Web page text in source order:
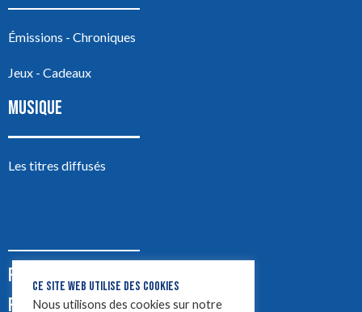
Émissions - Chroniques
Jeux - Cadeaux
MUSIQUE
Les titres diffusés
PODCASTS
PUB
CE SITE WEB UTILISE DES COOKIES
Nous utilisons des cookies sur notre